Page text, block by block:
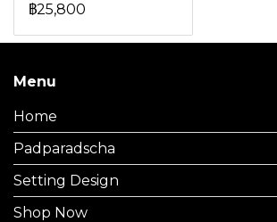
฿25,800
Menu
Home
Padparadscha
Setting Design
Shop Now